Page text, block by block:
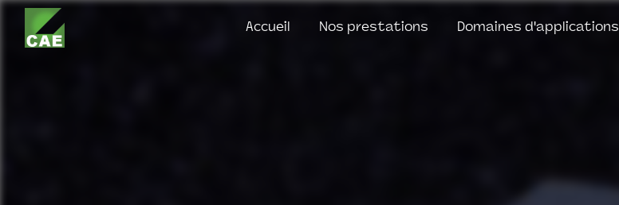
Accueil Nos prestations Domaines d'applications
Panneau de gestion des cookies